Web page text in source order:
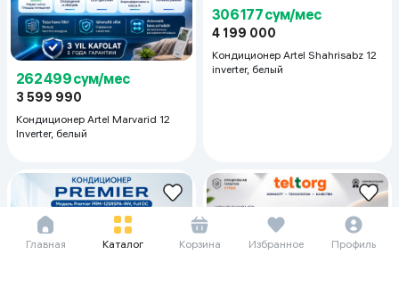
262 499 сум/мес
3 599 990
Кондиционер Artel Marvarid 12
Inverter, белый
306 177 сум/мес
4 199 000
Кондиционер Artel Shahrisabz 12
inverter, белый
Главная Каталог Корзина Избранное Профиль